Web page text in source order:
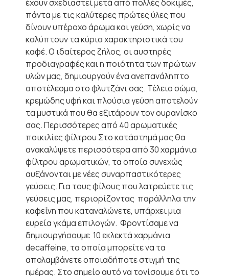
έχουν σχεδιαστεί μετά από πολλές δοκιμές,
πάντα με τις καλύτερες πρώτες ύλες που
δίνουν υπέροχο άρωμα και γεύση, χωρίς να
καλύπτουν τα κύρια χαρακτηριστικά του
καφέ. Ο ιδαίτερος ζήλος, οι αυστηρές
προδιαγραφές και η ποιότητα των πρώτων
υλών μας, δημιουργούν ένα ανεπανάληπτο
αποτέλεσμα στο φλυτζάνι σας. Τέλειο σώμα,
κρεμώδης υφή και πλούσια γεύση αποτελούν
τα μυστικά που θα εξιτάρουν τον ουρανίσκο
σας. Περισσότερες από 40 αρωματικές
ποικιλίες φίλτρου Στο κατάστημά μας θα
ανακαλύψετε περισσότερα από 30 χαρμάνια
φίλτρου αρωματικών, τα οποία συνεχώς
αυξάνονται με νέες συναρπαστικότερες
γεύσεις. Για τους φίλους που λατρεύετε τις
γεύσεις μας, περιορίζοντας παράλληλα την
καφεΐνη που καταναλώνετε, υπάρχει μια
ευρεία γκάμα επιλογών. Φροντίσαμε να
δημιουργήσουμε 10 εκλεκτά χαρμάνια
decaffeine, τα οποία μπορείτε να τα
απολαμβάνετε οποιαδήποτε στιγμή της
ημέρας. Στο σημείο αυτό να τονίσουμε ότι το